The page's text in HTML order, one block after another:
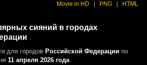
Movie in HD PNG HTML
сияний в городах
для городов Российской Федерации по
11 апреля 2026 года